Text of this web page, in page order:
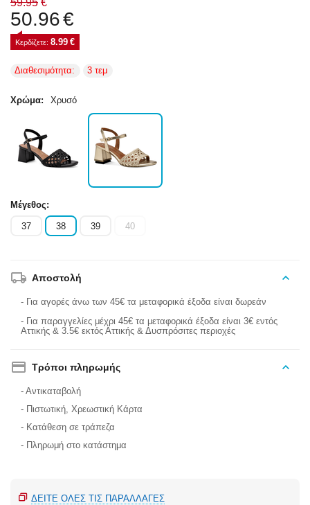
59.95 €
50.96€
Κερδίζετε: 8.99 €
Διαθεσιμότητα: 3 τεμ
Χρώμα: Χρυσό
Μέγεθος:
37 38 39 40
Αποστολή
- Για αγορές άνω των 45€ τα μεταφορικά έξοδα είναι δωρεάν
- Για παραγγελίες μέχρι 45€ τα μεταφορικά έξοδα είναι 3€ εντός
Αττικής & 3.5€ εκτός Αττικής & Δυσπρόσιτες περιοχές
Τρόποι πληρωμής
- Αντικαταβολή
- Πιστωτική, Χρεωστική Κάρτα
- Κατάθεση σε τράπεζα
- Πληρωμή στο κατάστημα
ΔΕΊΤΕ ΌΛΕΣ ΤΙΣ ΠΑΡΑΛΛΑΓΈΣ